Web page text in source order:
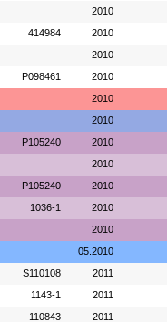
2010
414984 2010
2010
P098461 2010
2010
2010
P105240 2010
2010
P105240 2010
1036-1 2010
2010
05.2010
S110108 2011
1143-1 2011
110843 2011